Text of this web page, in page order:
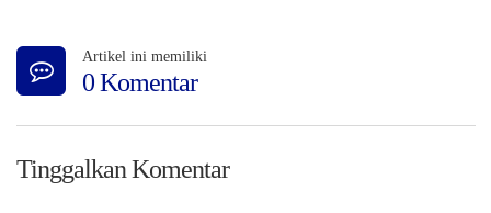
Artikel ini memiliki
0 Komentar
Tinggalkan Komentar